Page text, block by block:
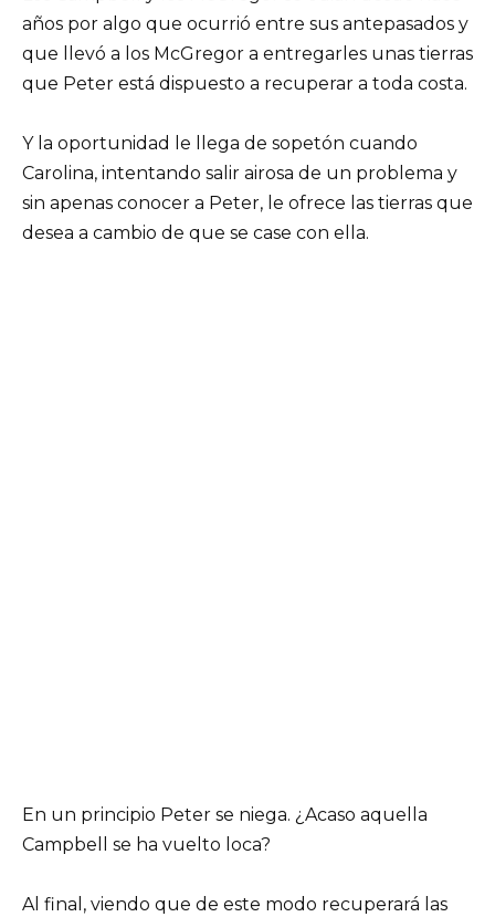
años por algo que ocurrió entre sus antepasados y
que llevó a los McGregor a entregarles unas tierras
que Peter está dispuesto a recuperar a toda costa.
Y la oportunidad le llega de sopetón cuando
Carolina, intentando salir airosa de un problema y
sin apenas conocer a Peter, le ofrece las tierras que
desea a cambio de que se case con ella.
En un principio Peter se niega. ¿Acaso aquella
Campbell se ha vuelto loca?
Al final, viendo que de este modo recuperará las